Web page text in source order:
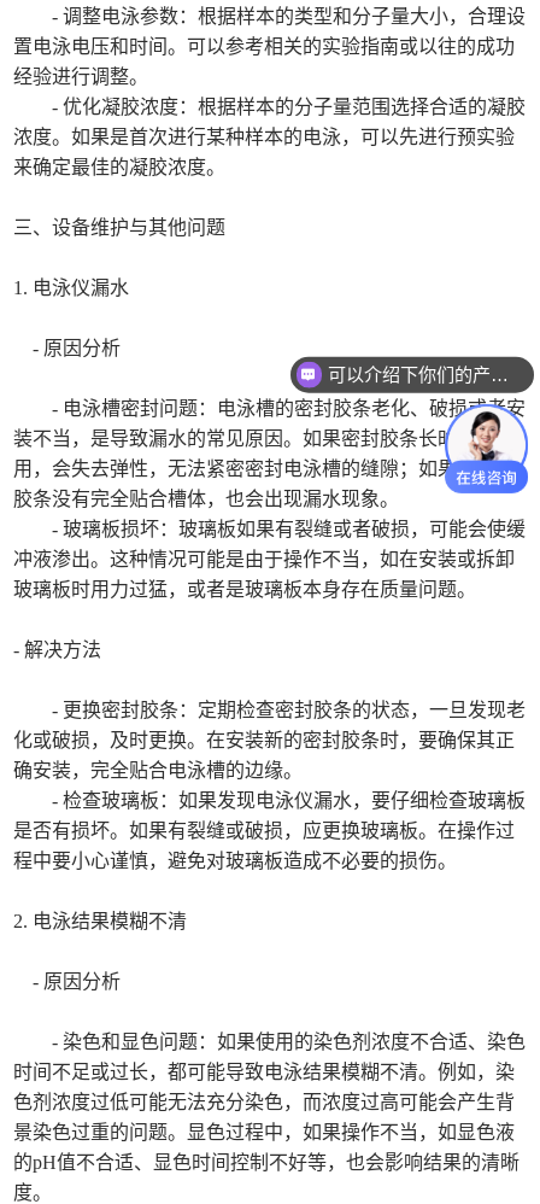
- 调整电泳参数：根据样本的类型和分子量大小，合理设
置电泳电压和时间。可以参考相关的实验指南或以往的成功
经验进行调整。
- 优化凝胶浓度：根据样本的分子量范围选择合适的凝胶
浓度。如果是首次进行某种样本的电泳，可以先进行预实验
来确定最佳的凝胶浓度。
三、设备维护与其他问题
1. 电泳仪漏水
- 原因分析
- 电泳槽密封问题：电泳槽的密封胶条老化、破损或者安
装不当，是导致漏水的常见原因。如果密封胶条长时间使
用，会失去弹性，无法紧密密封电泳槽的缝隙；如果安装时
胶条没有完全贴合槽体，也会出现漏水现象。
- 玻璃板损坏：玻璃板如果有裂缝或者破损，可能会使缓
冲液渗出。这种情况可能是由于操作不当，如在安装或拆卸
玻璃板时用力过猛，或者是玻璃板本身存在质量问题。
- 解决方法
- 更换密封胶条：定期检查密封胶条的状态，一旦发现老
化或破损，及时更换。在安装新的密封胶条时，要确保其正
确安装，完全贴合电泳槽的边缘。
- 检查玻璃板：如果发现电泳仪漏水，要仔细检查玻璃板
是否有损坏。如果有裂缝或破损，应更换玻璃板。在操作过
程中要小心谨慎，避免对玻璃板造成不必要的损伤。
2. 电泳结果模糊不清
- 原因分析
- 染色和显色问题：如果使用的染色剂浓度不合适、染色
时间不足或过长，都可能导致电泳结果模糊不清。例如，染
色剂浓度过低可能无法充分染色，而浓度过高可能会产生背
景染色过重的问题。显色过程中，如果操作不当，如显色液
的pH值不合适、显色时间控制不好等，也会影响结果的清晰
度。
可以介绍下你们的产品么